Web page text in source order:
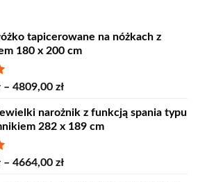
tapicerowane na nóżkach z
180 x 200 cm
– 4809,00 złZakres
od
4389,00 zł
4809,00 zł
narożnik z funkcją spania typu
282 x 189 cm
– 4664,00 złZakres